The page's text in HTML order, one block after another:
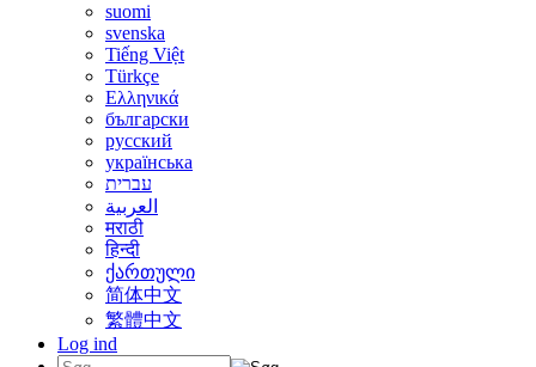
suomi
svenska
Tiếng Việt
Türkçe
Ελληνικά
български
русский
українська
עברית
العربية
मराठी
हिन्दी
ქართული
简体中文
繁體中文
Log ind